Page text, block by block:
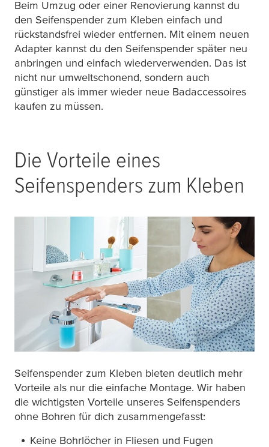
Beim Umzug oder einer Renovierung kannst du
den Seifenspender zum Kleben einfach und
rückstandsfrei wieder entfernen. Mit einem neuen
Adapter kannst du den Seifenspender später neu
anbringen und einfach wiederverwenden. Das ist
nicht nur umweltschonend, sondern auch
günstiger als immer wieder neue Badaccessoires
kaufen zu müssen.
Die Vorteile eines
Seifenspenders zum Kleben
Seifenspender zum Kleben bieten deutlich mehr
Vorteile als nur die einfache Montage. Wir haben
die wichtigsten Vorteile unseres Seifenspenders
ohne Bohren für dich zusammengefasst:
Keine Bohrlöcher in Fliesen und Fugen